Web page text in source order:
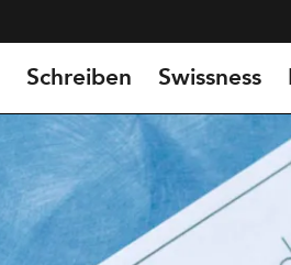
Schreiben Swissness